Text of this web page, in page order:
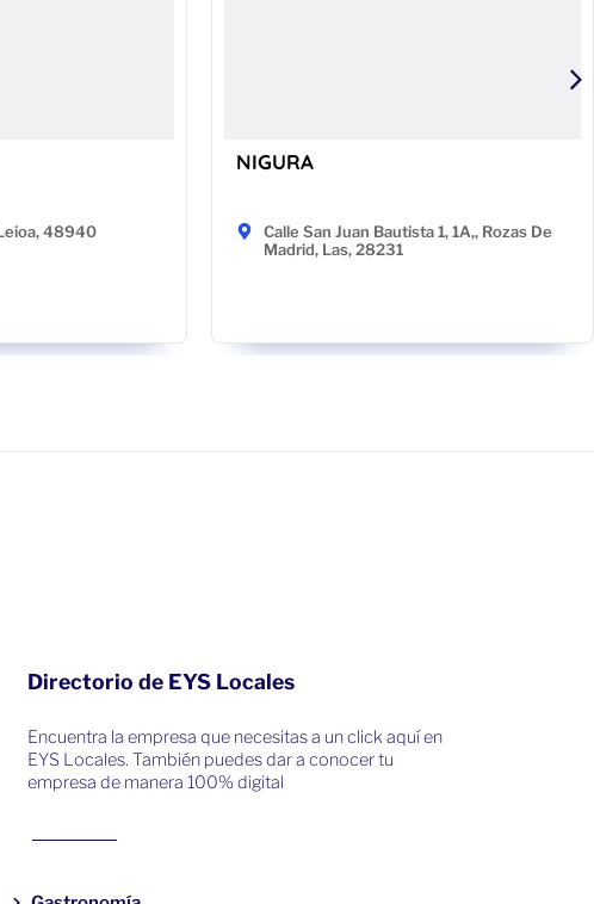
48940
NIGURA
Calle San Juan Bautista 1, 1A,, Rozas De
Madrid, Las, 28231
Directorio de EYS Locales
Encuentra la empresa que necesitas a un click aquí en
EYS Locales. También puedes dar a conocer tu
empresa de manera 100% digital